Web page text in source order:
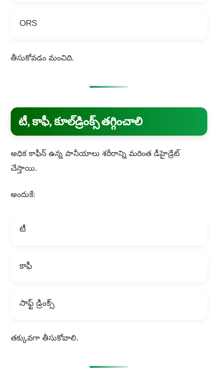
ORS
తీసుకోవడం మంచిది.
టీ, కాఫీ, కూల్‌డ్రింక్స్ తగ్గించాలి
అధిక కాఫీన్ ఉన్న పానీయాలు శరీరాన్ని మరింత డీహైడ్రేట్
చేస్తాయి.
అందుకే:
టీ
కాఫీ
సాఫ్ట్ డ్రింక్స్
తక్కువగా తీసుకోవాలి.